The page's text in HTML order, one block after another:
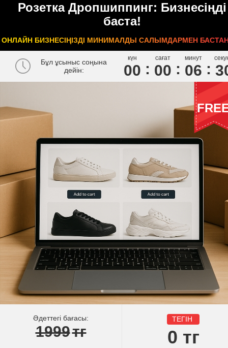
Розетка Дропшиппинг: Бизнесіңді
баста!
ОНЛАЙН БИЗНЕСІҢІЗДІ МИНИМАЛДЫ САЛЫМДАРМЕН
Бұл ұсыныс соңына
дейін:
күн
00
сағат
00
минут
06 2
Әдеттегі бағасы:
1999тг
ТЕГІН
0 тг